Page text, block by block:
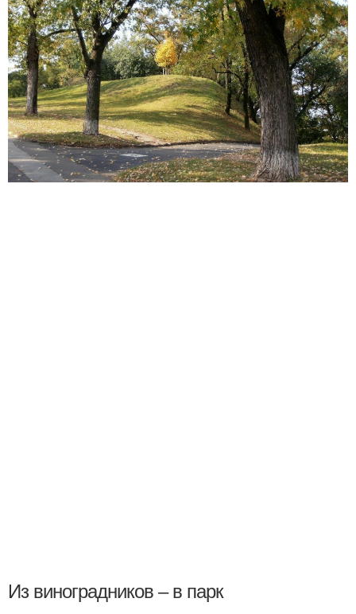
Из виноградников – в парк